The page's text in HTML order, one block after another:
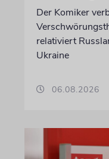
Der Komiker
relativiert
Ukraine
06.08.2026